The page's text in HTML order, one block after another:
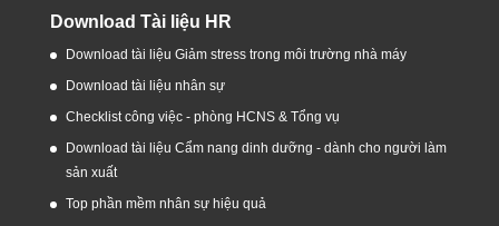
Download Tài liệu HR
Download tài liệu Giảm stress trong môi trường nhà máy
Download tài liệu nhân sự
Checklist công việc - phòng HCNS & Tổng vụ
Download tài liệu Cẩm nang dinh dưỡng - dành cho người làm
sản xuất
Top phần mềm nhân sự hiệu quả